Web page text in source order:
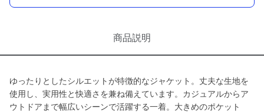
商品説明
ゆったりとしたシルエットが特徴的なジャケット。丈夫な生地を
使用し、実用性と快適さを兼ね備えています。カジュアルからア
ウトドアまで幅広いシーンで活躍する一着。大きめのポケット